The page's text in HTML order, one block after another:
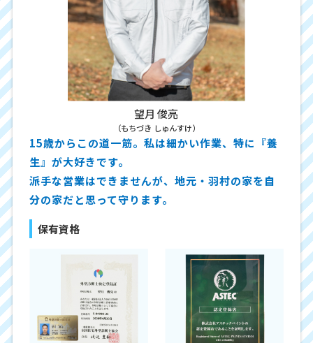
望月 俊亮
（もちづき しゅんすけ）
15歳からこの道一筋。私は細かい作業、特に『養
生』が大好きです。
派手な営業はできませんが、地元・羽村の家を自
分の家だと思って守ります。
保有資格